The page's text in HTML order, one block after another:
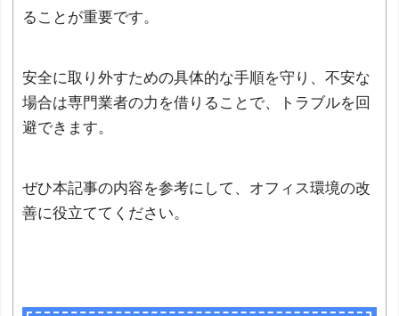
ることが重要です。
安全に取り外すための具体的な手順を守り、不安な
場合は専門業者の力を借りることで、トラブルを回
避できます。
ぜひ本記事の内容を参考にして、オフィス環境の改
善に役立ててください。